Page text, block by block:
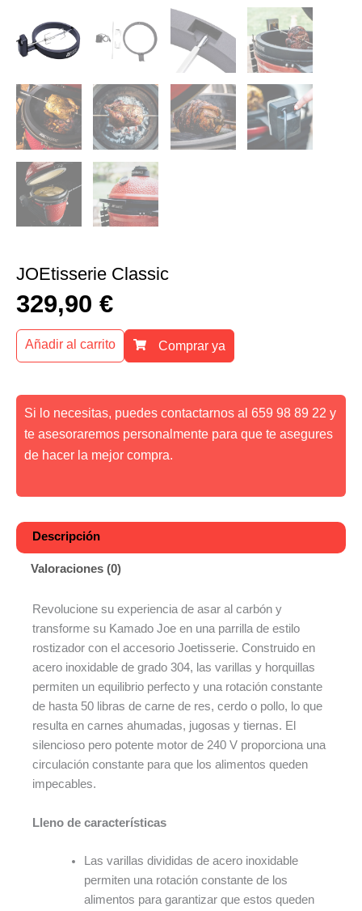
JOEtisserie Classic
329,90 €
Añadir al carrito Comprar ya
Si lo necesitas, puedes contactarnos al 659 98 89 22 y
te asesoraremos personalmente para que te asegures
de hacer la mejor compra.
Descripción
Valoraciones (0)
Revolucione su experiencia de asar al carbón y
transforme su Kamado Joe en una parrilla de estilo
rostizador con el accesorio Joetisserie. Construido en
acero inoxidable de grado 304, las varillas y horquillas
permiten un equilibrio perfecto y una rotación constante
de hasta 50 libras de carne de res, cerdo o pollo, lo que
resulta en carnes ahumadas, jugosas y tiernas. El
silencioso pero potente motor de 240 V proporciona una
circulación constante para que los alimentos queden
impecables.
Lleno de características
Las varillas divididas de acero inoxidable
permiten una rotación constante de los
alimentos para garantizar que estos queden